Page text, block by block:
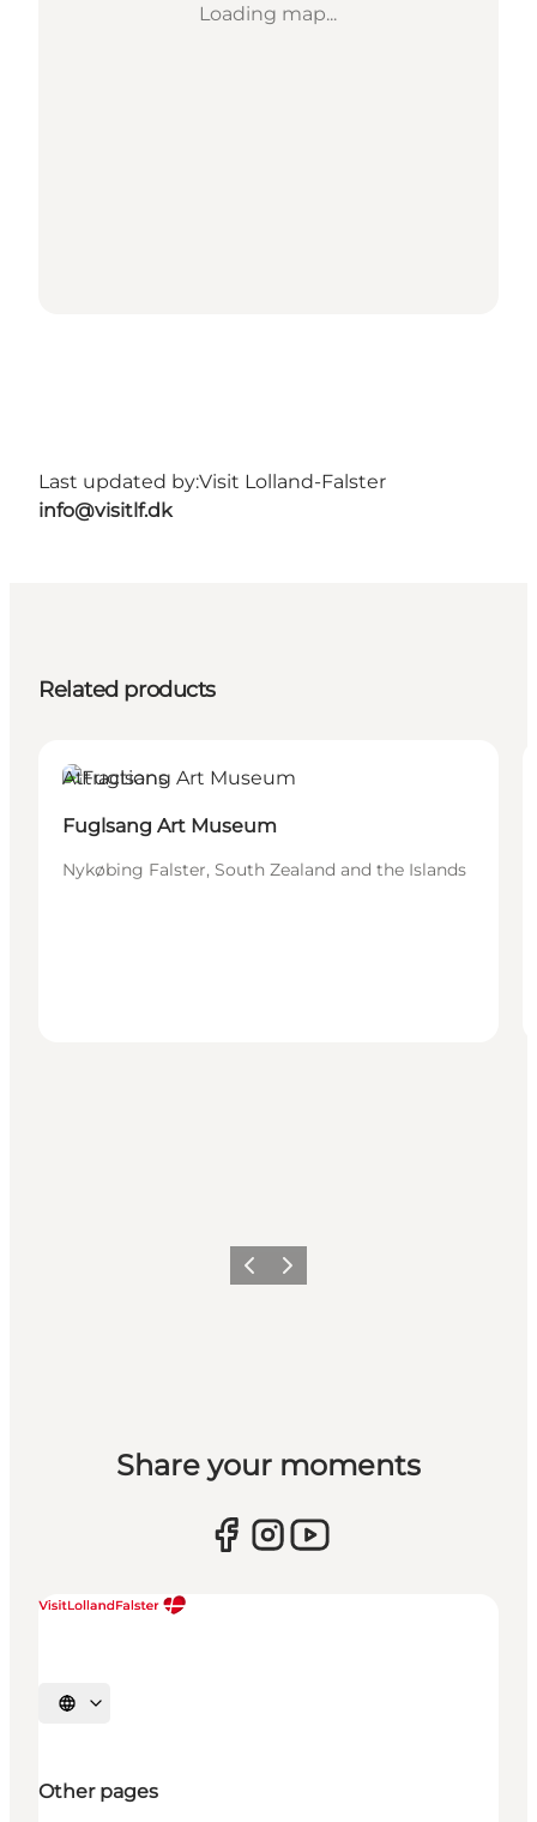
Loading map...
Last updated by:Visit Lolland-Falster
info@visitlf.dk
Related products
Attractions
Fuglsang Art Museum
Nykøbing Falster, South Zealand and the Islands
Previous
Next
Share your moments
Select language
Other pages